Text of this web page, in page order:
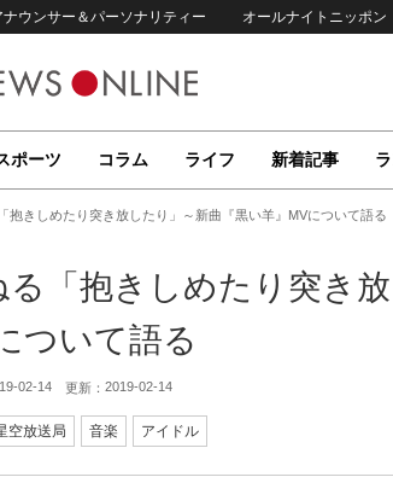
ナウンサー＆パーソナリティー オールナイトニッポン
ポーツ コラム ライフ 新着記事
抱きしめたり突き放したり」～新曲『黒い羊』MVについて語る
「抱きしめたり突き
ついて語る
02-14 更新： 2019-02-14
空放送局 音楽 アイドル